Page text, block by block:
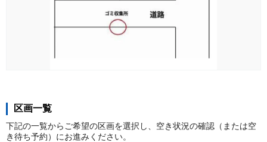
区画一覧
下記の一覧からご希望の区画を選択し、空き状況の確認（または空
き待ち予約）にお進みください。